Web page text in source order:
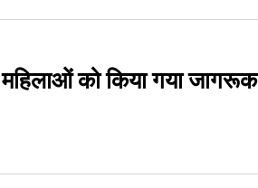
को किया गया जागरूक